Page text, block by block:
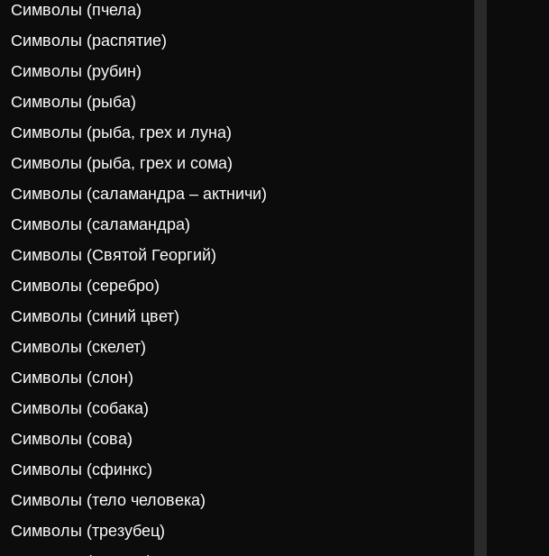
Символы (пчела)
Символы (распятие)
Символы (рубин)
Символы (рыба)
Символы (рыба, грех и луна)
Символы (рыба, грех и сома)
Символы (саламандра – актничи)
Символы (саламандра)
Символы (Святой Георгий)
Символы (серебро)
Символы (синий цвет)
Символы (скелет)
Символы (слон)
Символы (собака)
Символы (сова)
Символы (сфинкс)
Символы (тело человека)
Символы (трезубец)